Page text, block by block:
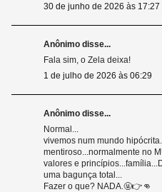
30 de junho de 2026 às 17:27
Anônimo disse...
Fala sim, o Zela deixa!
1 de julho de 2026 às 06:29
Anônimo disse...
Normal...
vivemos num mundo
mentiroso...normalmente no
valores e
uma bagunça total...
Fazer o que? NADA.🤬👉👊